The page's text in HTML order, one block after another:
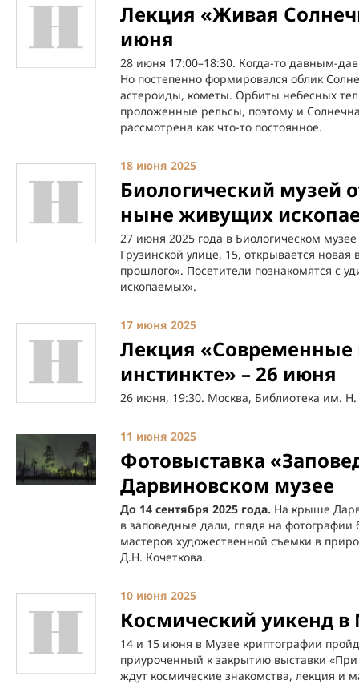
Лекция «Живая
июня
28 июня 17:00–18:30. Когда-то давным-
Но постепенно формировался облик
астероиды, кометы. Орбиты небесных
проложенные рельсы, поэтому и
рассмотрена как что-то постоянное.
18 июня 2025
Биологический музей
ныне живущих
27 июня 2025 года в Биологическом
Грузинской улице, 15, открывается
прошлого». Посетители познакомятся с
ископаемых».
17 июня 2025
Лекция «Современные
инстинкте» – 26 июня
26 июня, 19:30. Москва, Библиотека им. Н.
11 июня 2025
Фотовыставка
Дарвиновском музее
До 14 сентября 2025 года. На крыше
в заповедные дали, глядя на
мастеров художественной съемки в
Д.Н. Кочеткова.
10 июня 2025
Космический уикенд
14 и 15 июня в Музее криптографии
приуроченный к закрытию выставки «При
ждут космические знакомства, лекция и